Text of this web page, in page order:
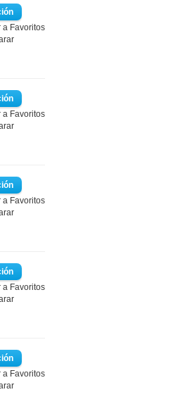
a Favoritos
a Favoritos
a Favoritos
a Favoritos
a Favoritos